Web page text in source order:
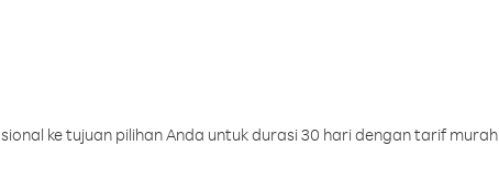
ke tujuan pilihan Anda untuk durasi 30 hari dengan tarif murah